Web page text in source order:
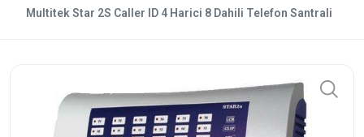
Multitek Star 2S Caller ID 4 Harici 8 Dahili Telefon Santrali